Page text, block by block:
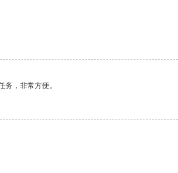
，非常方便。